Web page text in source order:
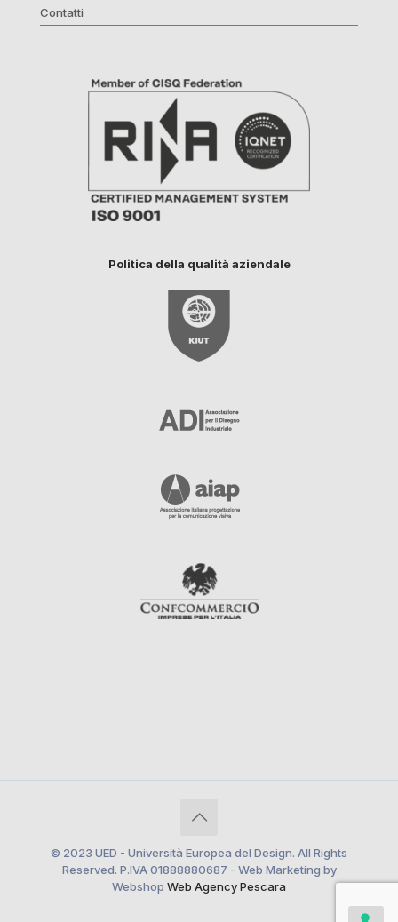
Contatti
Politica della qualità aziendale
© 2023 UED - Università Europea del Design. All Rights
Reserved. P.IVA 01888880687 - Web Marketing by
Webshop Web Agency Pescara